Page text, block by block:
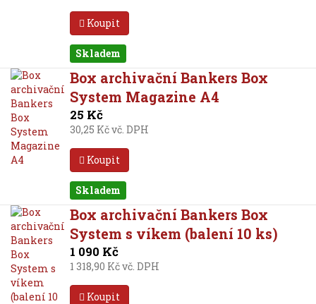
Koupit
Skladem
Box archivační Bankers Box
System Magazine A4
25 Kč
30,25 Kč vč. DPH
Koupit
Skladem
Box archivační Bankers Box
System s víkem (balení 10 ks)
1 090 Kč
1 318,90 Kč vč. DPH
Koupit